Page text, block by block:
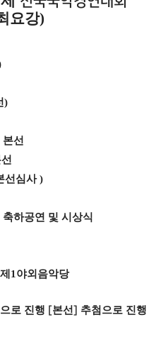
요강)
)
본선
선심사)
축하공연 및 시상식
1 야외음악당
로 진행 본선 추첨으로 진행